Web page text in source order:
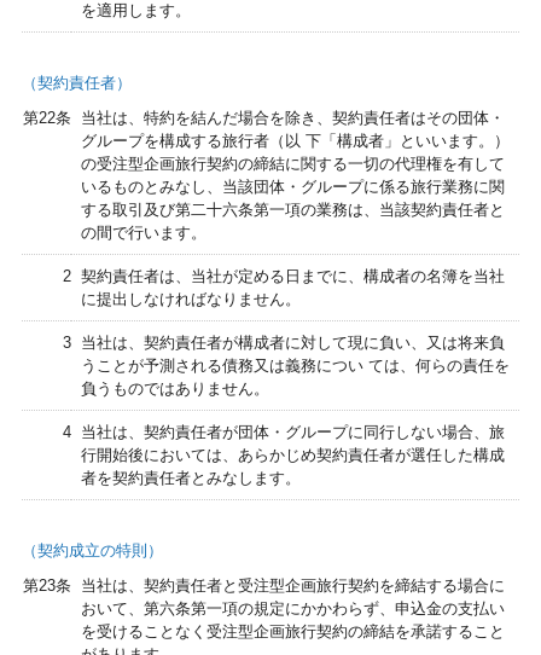
を適用します。
（契約責任者）
第22条
当社は、特約を結んだ場合を除き、契約責任者はその団体・
グループを構成する旅行者（以 下「構成者」といいます。）
の受注型企画旅行契約の締結に関する一切の代理権を有して
いるものとみなし、当該団体・グループに係る旅行業務に関
する取引及び第二十六条第一項の業務は、当該契約責任者と
の間で行います。
2 契約責任者は、当社が定める日までに、構成者の名簿を当社
に提出しなければなりません。
3
当社は、契約責任者が構成者に対して現に負い、又は将来負
うことが予測される債務又は義務につい ては、何らの責任を
負うものではありません。
4
当社は、契約責任者が団体・グループに同行しない場合、旅
行開始後においては、あらかじめ契約責任者が選任した構成
者を契約責任者とみなします。
（契約成立の特則）
第23条
当社は、契約責任者と受注型企画旅行契約を締結する場合に
おいて、第六条第一項の規定にかかわらず、申込金の支払い
を受けることなく受注型企画旅行契約の締結を承諾すること